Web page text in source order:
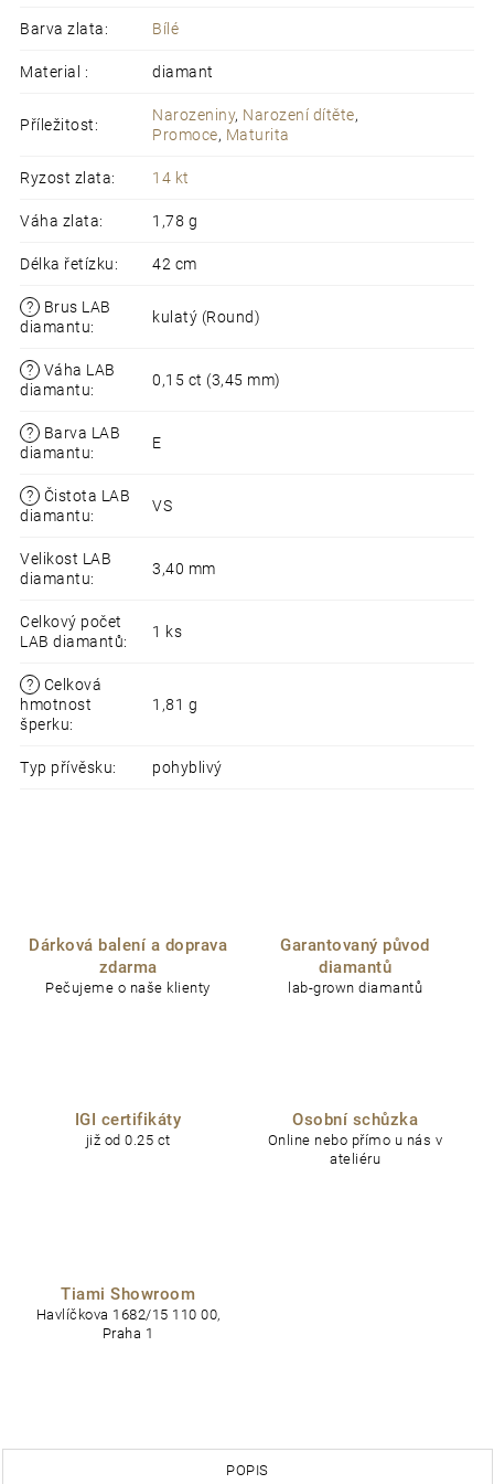
Barva zlata: Bílé
Material : diamant
Příležitost:
Narozeniny, Narození dítěte,
Promoce, Maturita
Ryzost zlata: 14 kt
Váha zlata: 1,78 g
Délka řetízku: 42 cm
?
Brus LAB
diamantu:
kulatý (Round)
?
Váha LAB
diamantu:
0,15 ct (3,45 mm)
?
Barva LAB
diamantu:
E
?
Čistota LAB
diamantu:
VS
Velikost LAB
diamantu:
3,40 mm
Celkový počet
LAB diamantů:
1 ks
?
Celková
hmotnost
šperku:
1,81 g
Typ přívěsku: pohyblivý
Dárková balení a doprava
zdarma
Pečujeme o naše klienty
Garantovaný původ
diamantů
lab-grown diamantů
IGI certifikáty
již od 0.25 ct
Osobní schůzka
Online nebo přímo u nás v
ateliéru
Tiami Showroom
Havlíčkova 1682/15 110 00,
Praha 1
POPIS